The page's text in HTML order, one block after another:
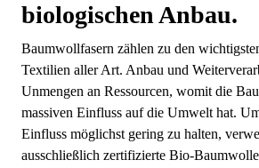
biologischen Anbau.
Baumwollfasern zählen zu den
Textilien aller Art. Anbau und
Unmengen an Ressourcen, womit die
massiven Einfluss auf die Umwelt hat.
Einfluss möglichst gering zu halten,
ausschließlich zertifizierte Bio-